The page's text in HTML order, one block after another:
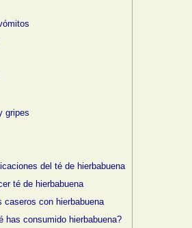
gripes
del té de hierbabuena
té de hierbabuena
caseros con hierbabuena
has consumido hierbabuena?